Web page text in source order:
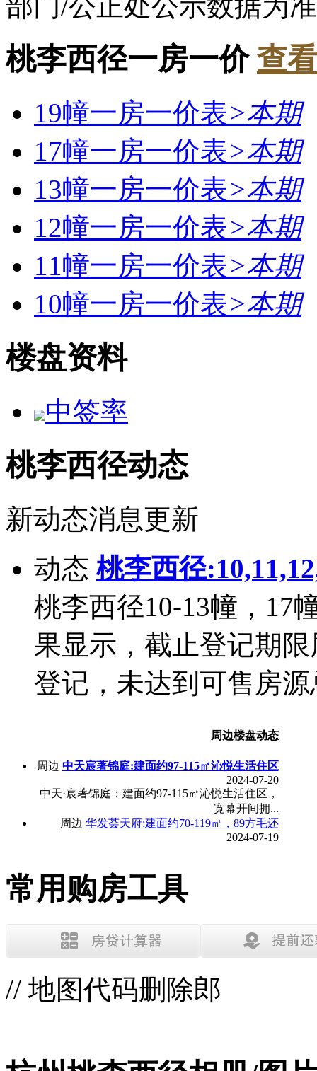
桃李西径一房一价 查
19幢一房一价表>本期
17幢一房一价表>本期
13幢一房一价表>本期
12幢一房一价表>本期
11幢一房一价表>本期
10幢一房一价表>本期
楼盘资料
中签率
桃李西径动态
新动态消息更新
动态 桃李西径
桃李西径10-13幢，17
果显示，截止登记期
登记，未达到可售房
周边楼盘动态
周边 中天宸著锦庭:建面约97-115㎡沁悦生活住区
2024-07-20
中天·宸著锦庭：建面约97-115㎡沁悦生活住区，
宽幕开间拥...
周边 华发荟天府:建面约70-119㎡，89方毛还
2024-07-19
常用购房工具
// 地图代码删除郎